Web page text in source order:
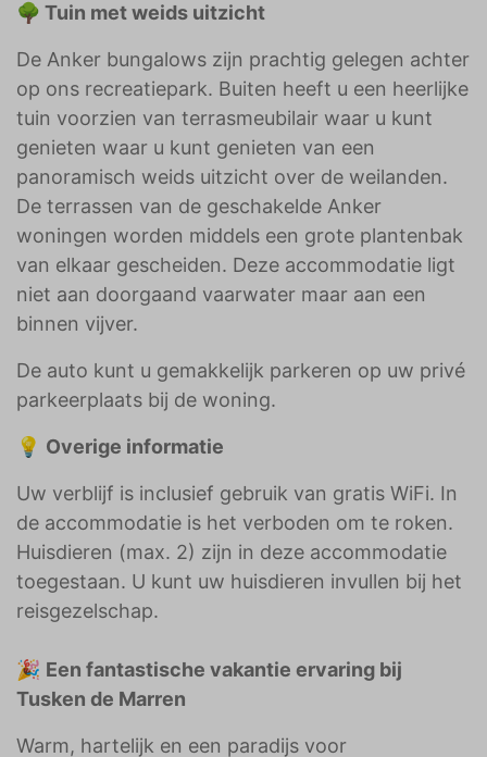
🌳 Tuin met weids uitzicht
De Anker bungalows zijn prachtig gelegen achter
op ons recreatiepark. Buiten heeft u een heerlijke
tuin voorzien van terrasmeubilair waar u kunt
genieten waar u kunt genieten van een
panoramisch weids uitzicht over de weilanden.
De terrassen van de geschakelde Anker
woningen worden middels een grote plantenbak
van elkaar gescheiden. Deze accommodatie ligt
niet aan doorgaand vaarwater maar aan een
binnen vijver.
De auto kunt u gemakkelijk parkeren op uw privé
parkeerplaats bij de woning.
💡 Overige informatie
Uw verblijf is inclusief gebruik van gratis WiFi. In
de accommodatie is het verboden om te roken.
Huisdieren (max. 2) zijn in deze accommodatie
toegestaan. U kunt uw huisdieren invullen bij het
reisgezelschap.
🎉 Een fantastische vakantie ervaring bij
Tusken de Marren
Warm, hartelijk en een paradijs voor